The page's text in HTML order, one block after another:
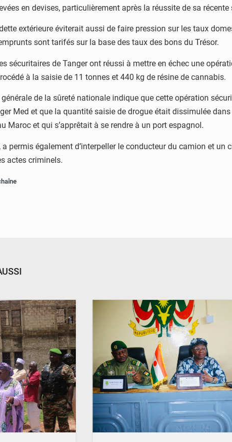
en devises, particulièrement après la réussite de sa récente
extérieure éviterait aussi de faire pression sur les taux
sont tarifés sur la base des taux des bons du Trésor.
sécuritaires de Tanger ont réussi à mettre en échec une
à la saisie de 11 tonnes et 440 kg de résine de cannabis.
de la sûreté nationale indique que cette opération
Med et que la quantité saisie de drogue était dissimulée
Maroc et qui s’apprêtait à se rendre à un port espagnol.
a permis également d’interpeller le conducteur du camion et
actes criminels.